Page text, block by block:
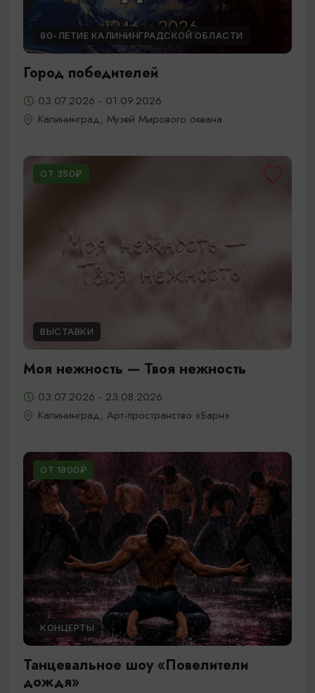
80-ЛЕТИЕ КАЛИНИНГРАДСКОЙ ОБЛАСТИ
Город победителей
03.07.2026 - 01.09.2026
Калининград, Музей Мирового океана
ОТ 350₽
ВЫСТАВКИ
Моя нежность — Твоя нежность
03.07.2026 - 23.08.2026
Калининград, Арт-пространство «Барн»
ОТ 1800₽
КОНЦЕРТЫ
Танцевальное шоу «Повелители
дождя»